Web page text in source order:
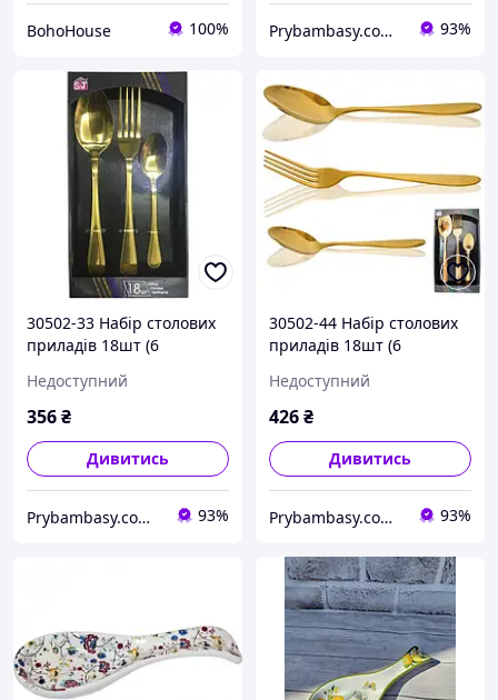
BohoHouse 100% Prybambasy.com.ua - магазин товарів для дому 93%
30502-33 Набір столових
приладів 18шт (6
десертних ложок) Golden
Family-3
Недоступний
356₴
Дивитись
Prybambasy.com.ua - магазин товарів для дому 93%
30502-44 Набір столових
приладів 18шт (6
десертних ложок) Golden
Family-4
Недоступний
426₴
Дивитись
Prybambasy.com.ua - магазин товарів для дому 93%